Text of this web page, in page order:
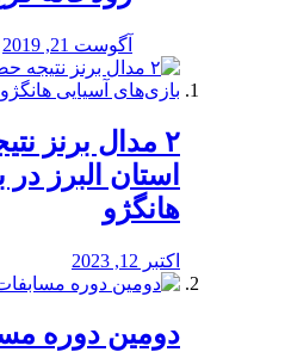
آگوست 21, 2019
استان البرز
هانگژو
اکتبر 12, 2023
دومین دوره